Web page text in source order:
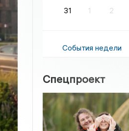
31
1 2
События недели
Спецпроект